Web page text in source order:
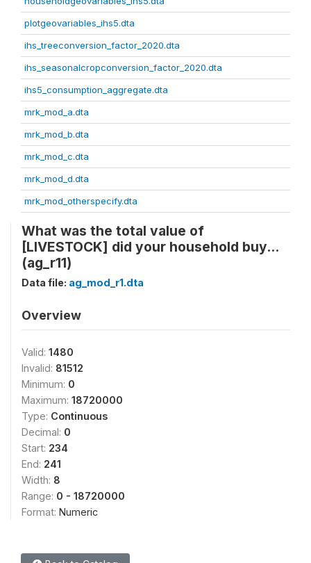
plotgeovariables_ihs5.dta
ihs_treeconversion_factor_2020.dta
ihs_seasonalcropconversion_factor_2020.dta
ihs5_consumption_aggregate.dta
mrk_mod_a.dta
mrk_mod_b.dta
mrk_mod_c.dta
mrk_mod_d.dta
mrk_mod_otherspecify.dta
What was the total value of
[LIVESTOCK] did your household buy...
(ag_r11)
Data file: ag_mod_r1.dta
Overview
Valid: 1480
Invalid: 81512
Minimum: 0
Maximum: 18720000
Type: Continuous
Decimal: 0
Start: 234
End: 241
Width: 8
Range: 0 - 18720000
Format: Numeric